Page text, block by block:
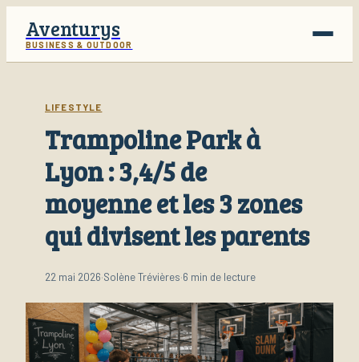
Aventurys
BUSINESS & OUTDOOR
Business
Finance
Lifestyle
LIFESTYLE
Trampoline Park à
Lyon : 3,4/5 de
moyenne et les 3 zones
qui divisent les parents
22 mai 2026·Solène Trévières·6 min de lecture